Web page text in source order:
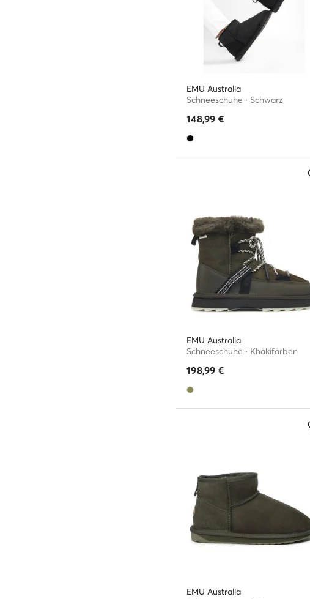
EMU Australia
Schneeschuhe · Schwarz
148,99 €
EMU Australia
Schneeschuhe · Khakifarben
198,99 €
EMU Australia